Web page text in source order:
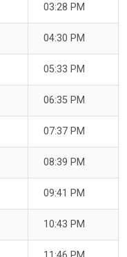
03:28 PM
04:30 PM
05:33 PM
06:35 PM
07:37 PM
08:39 PM
09:41 PM
10:43 PM